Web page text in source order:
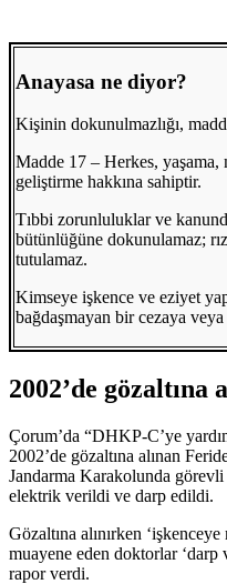
Anayasa ne diyor?
Kişinin dokunulmazlığı,
Madde 17 – Herkes, yaşama,
geliştirme hakkına sahiptir.
Tıbbi zorunluluklar ve
bütünlüğüne dokunulamaz;
tutulamaz.
Kimseye işkence ve eziyet
bağdaşmayan bir cezaya
2002’de gözaltına
Çorum’da “DHKP-C’ye
2002’de gözaltına alınan
Jandarma Karakolunda
elektrik verildi ve darp edildi.
Gözaltına alınırken
muayene eden doktorlar ‘darp
rapor verdi.